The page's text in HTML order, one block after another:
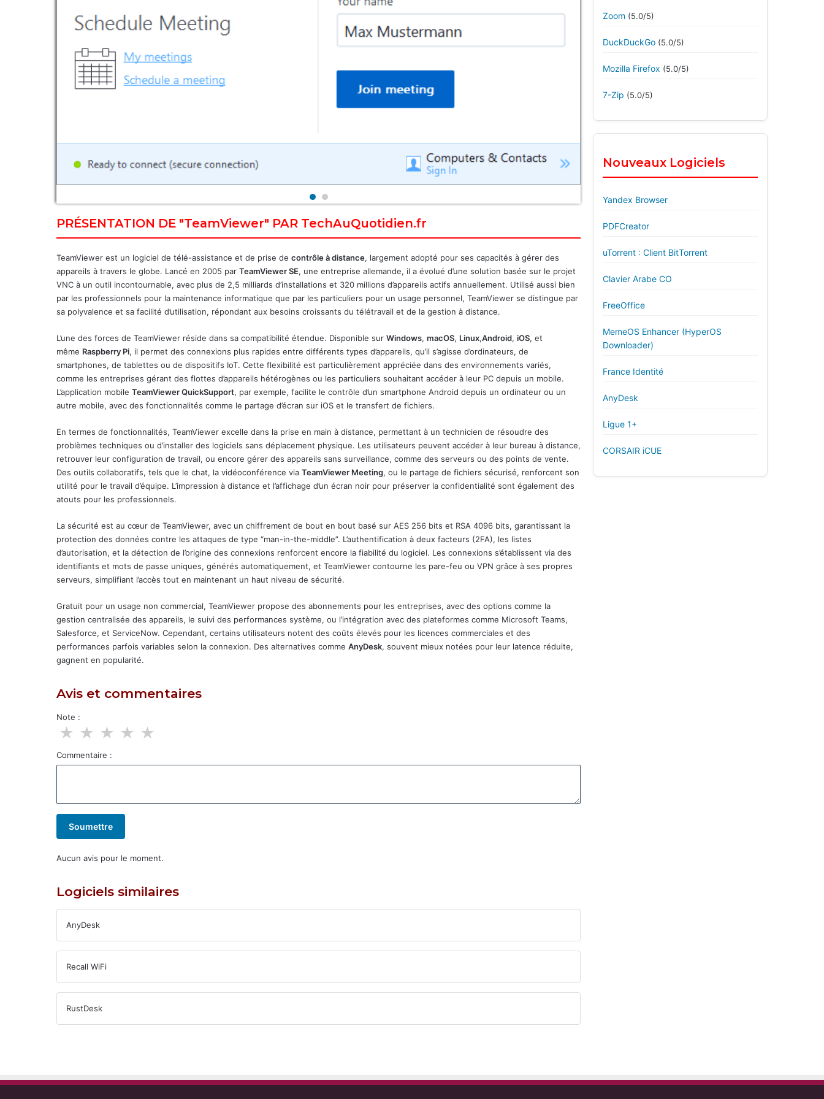
PRÉSENTATION DE "TeamViewer" PAR TechAuQuotidien.fr
TeamViewer est un logiciel de télé-assistance et de prise de contrôle à distance, largement adopté pour ses capacités à gérer des
appareils à travers le globe. Lancé en 2005 par TeamViewer SE, une entreprise allemande, il a évolué d’une solution basée sur le projet
VNC à un outil incontournable, avec plus de 2,5 milliards d’installations et 320 millions d’appareils actifs annuellement. Utilisé aussi bien
par les professionnels pour la maintenance informatique que par les particuliers pour un usage personnel, TeamViewer se distingue par
sa polyvalence et sa facilité d’utilisation, répondant aux besoins croissants du télétravail et de la gestion à distance.
L’une des forces de TeamViewer réside dans sa compatibilité étendue. Disponible sur Windows, macOS, Linux,Android, iOS, et
même Raspberry Pi, il permet des connexions plus rapides entre différents types d’appareils, qu’il s’agisse d’ordinateurs, de
smartphones, de tablettes ou de dispositifs IoT. Cette flexibilité est particulièrement appréciée dans des environnements variés,
comme les entreprises gérant des flottes d’appareils hétérogènes ou les particuliers souhaitant accéder à leur PC depuis un mobile.
L’application mobile TeamViewer QuickSupport, par exemple, facilite le contrôle d’un smartphone Android depuis un ordinateur ou un
autre mobile, avec des fonctionnalités comme le partage d’écran sur iOS et le transfert de fichiers.
En termes de fonctionnalités, TeamViewer excelle dans la prise en main à distance, permettant à un technicien de résoudre des
problèmes techniques ou d’installer des logiciels sans déplacement physique. Les utilisateurs peuvent accéder à leur bureau à distance,
retrouver leur configuration de travail, ou encore gérer des appareils sans surveillance, comme des serveurs ou des points de vente.
Des outils collaboratifs, tels que le chat, la vidéoconférence via TeamViewer Meeting, ou le partage de fichiers sécurisé, renforcent son
utilité pour le travail d’équipe. L’impression à distance et l’affichage d’un écran noir pour préserver la confidentialité sont également des
atouts pour les professionnels.
La sécurité est au cœur de TeamViewer, avec un chiffrement de bout en bout basé sur AES 256 bits et RSA 4096 bits, garantissant la
protection des données contre les attaques de type “man-in-the-middle”. L’authentification à deux facteurs (2FA), les listes
d’autorisation, et la détection de l’origine des connexions renforcent encore la fiabilité du logiciel. Les connexions s’établissent via des
identifiants et mots de passe uniques, générés automatiquement, et TeamViewer contourne les pare-feu ou VPN grâce à ses propres
serveurs, simplifiant l’accès tout en maintenant un haut niveau de sécurité.
Gratuit pour un usage non commercial, TeamViewer propose des abonnements pour les entreprises, avec des options comme la
gestion centralisée des appareils, le suivi des performances système, ou l’intégration avec des plateformes comme Microsoft Teams,
Salesforce, et ServiceNow. Cependant, certains utilisateurs notent des coûts élevés pour les licences commerciales et des
performances parfois variables selon la connexion. Des alternatives comme AnyDesk, souvent mieux notées pour leur latence réduite,
gagnent en popularité.
Avis et commentaires
Note :
★
★
★
★
★
Commentaire :
Soumettre
Aucun avis pour le moment.
Logiciels similaires
AnyDesk
Recall WiFi
RustDesk
Zoom (5.0/5)
DuckDuckGo (5.0/5)
Mozilla Firefox (5.0/5)
7-Zip (5.0/5)
Nouveaux Logiciels
Yandex Browser
PDFCreator
uTorrent : Client BitTorrent
Clavier Arabe CO
FreeOffice
MemeOS Enhancer (HyperOS
Downloader)
France Identité
AnyDesk
Ligue 1+
CORSAIR iCUE